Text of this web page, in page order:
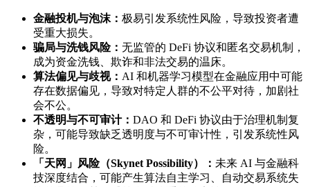
金融投机与泡沫： 极易引发系统性风险，导致投资者遭
受重大损失。
骗局与洗钱风险： 无监管的 DeFi 协议和匿名交易机制，
成为资金洗钱、欺诈和非法交易的温床。
算法偏见与歧视： AI 和机器学习模型在金融应用中可能
存在数据偏见，导致对特定人群的不公平对待，加剧社
会不公。
不透明与不可审计： DAO 和 DeFi 协议由于治理机制复
杂，可能导致缺乏透明度与不可审计性，引发系统性风
险。
「天网」风险（Skynet Possibility）： 未来 AI 与金融科
技深度结合，可能产生算法自主学习、自动交易系统失